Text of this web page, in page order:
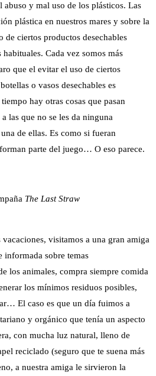
abuso y mal uso de los plásticos. Las
plástica en nuestros mares y sobre la
de ciertos productos desechables
Cada vez somos más
que el evitar el uso de ciertos
o vasos desechables es
hay otras cosas que pasan
las que no se les da ninguna
de ellas. Es como si fueran
parte del juego… O eso parece.
The Last Straw
visitamos a una gran amiga
informada sobre temas
los animales, compra siempre comida
los mínimos residuos posibles,
El caso es que un día fuimos a
y orgánico que tenía un aspecto
con mucha luz natural, lleno de
reciclado (seguro que te suena más
a nuestra amiga le sirvieron la